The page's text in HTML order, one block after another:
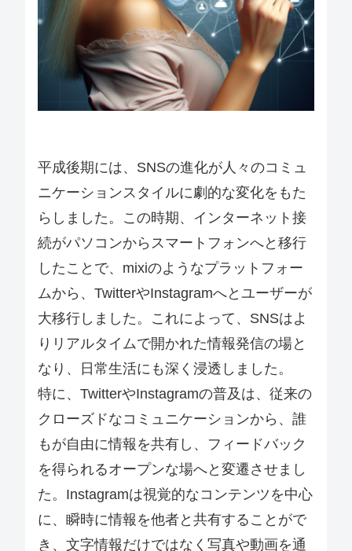
平成後期には、SNSの進化が人々のコミュ
ニケーションスタイルに劇的な変化をもた
らしました。この時期、インターネット接
続がパソコンからスマートフォンへと移行
したことで、mixiのようなプラットフォー
ムから、TwitterやInstagramへとユーザーが
大移行しました。これによって、SNSはよ
りリアルタイムで開かれた情報発信の場と
なり、日常生活にも深く浸透しました。
特に、TwitterやInstagramの普及は、従来の
クローズドなコミュニケーションから、誰
もが自由に情報を共有し、フィードバック
を得られるオープンな場へと変遷させまし
た。Instagramは視覚的なコンテンツを中心
に、瞬時に情報を他者と共有することがで
き、文字情報だけではなく写真や動画を通